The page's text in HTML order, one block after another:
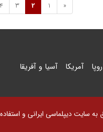
«
1
2
3
4
آمریکا آسیا و آفریقا
سایت دیپلماسی ایرانی و